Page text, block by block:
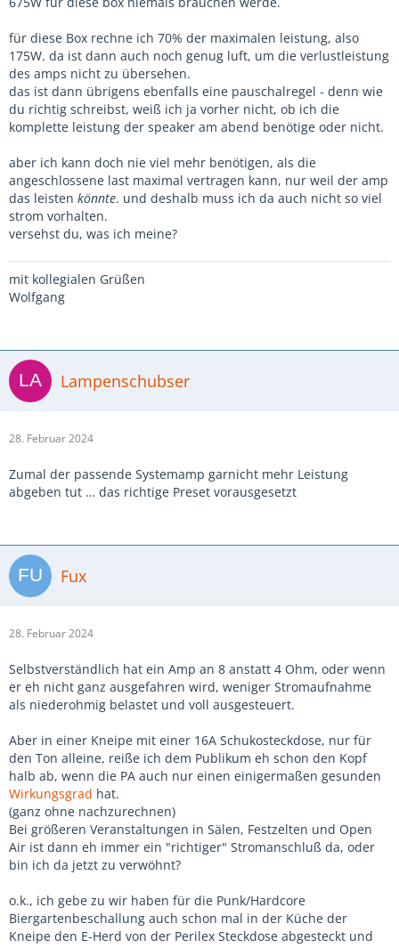
für diese Box rechne ich 70% der maximalen leistung, also
175W. da ist dann auch noch genug luft, um die verlustleistung
des amps nicht zu übersehen.
das ist dann übrigens ebenfalls eine pauschalregel - denn wie
du richtig schreibst, weiß ich ja vorher nicht, ob ich die
komplette leistung der speaker am abend benötige oder nicht.
aber ich kann doch nie viel mehr benötigen, als die
angeschlossene last maximal vertragen kann, nur weil der amp
das leisten könnte. und deshalb muss ich da auch nicht so viel
strom vorhalten.
versehst du, was ich meine?
mit kollegialen Grüßen
Wolfgang
Lampenschubser
28. Februar 2024
Zumal der passende Systemamp garnicht mehr Leistung
abgeben tut … das richtige Preset vorausgesetzt
Fux
28. Februar 2024
Selbstverständlich hat ein Amp an 8 anstatt 4 Ohm, oder wenn
er eh nicht ganz ausgefahren wird, weniger Stromaufnahme
als niederohmig belastet und voll ausgesteuert.
Aber in einer Kneipe mit einer 16A Schukosteckdose, nur für
den Ton alleine, reiße ich dem Publikum eh schon den Kopf
halb ab, wenn die PA auch nur einen einigermaßen gesunden
Wirkungsgrad hat.
(ganz ohne nachzurechnen)
Bei größeren Veranstaltungen in Sälen, Festzelten und Open
Air ist dann eh immer ein "richtiger" Stromanschluß da, oder
bin ich da jetzt zu verwöhnt?
o.k., ich gebe zu wir haben für die Punk/Hardcore
Biergartenbeschallung auch schon mal in der Küche der
Kneipe den E-Herd von der Perilex Steckdose abgesteckt und